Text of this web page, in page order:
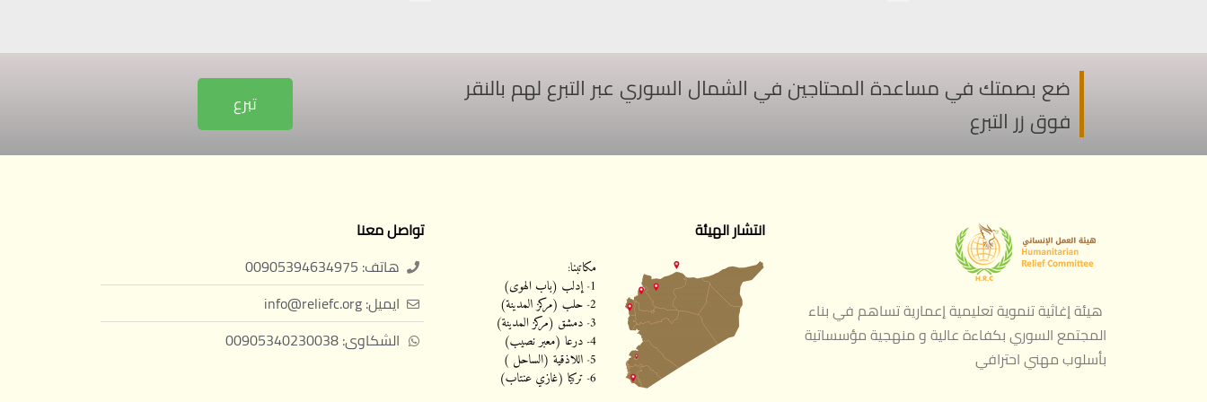
ضع بصمتك في مساعدة المحتاجين في الشمال السوري عبر التبرع لهم بالنقر
فوق زر التبرع
تبرع
هيئة إغاثية تنموية تعليمية إعمارية تساهم في بناء
المجتمع السوري بكفاءة عالية و منهجية مؤسساتية
بأسلوب مهني احترافي
انتشار الهيئة تواصل معنا
هاتف: 00905394634975
ايميل: info@reliefc.org
الشكاوى: 00905340230038